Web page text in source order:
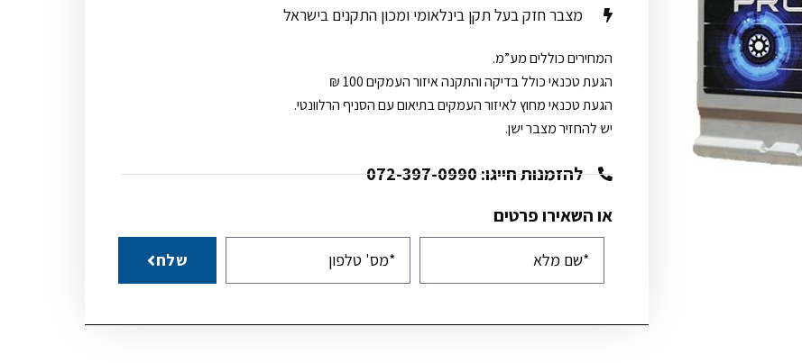
מצבר חזק בעל תקן בינלאומי ומכון התקנים בישראל
המחירים כוללים מע”מ.
הגעת טכנאי כולל בדיקה והתקנה איזור העמקים 100 ₪
הגעת טכנאי מחוץ לאיזור העמקים בתיאום עם הסניף הרלוונטי.
יש להחזיר מצבר ישן.
להזמנות חייגו: 072-397-0990
או השאירו פרטים
שלח